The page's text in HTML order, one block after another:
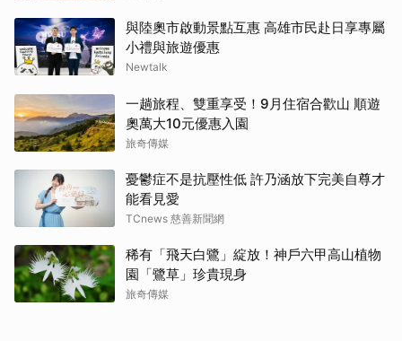
與陸奧市啟動景點互惠 高雄市民赴日享專屬
小禮與旅遊優惠
Newtalk
一趟旅程、雙重享受！9月住宿合歡山 順遊
奧萬大10元優惠入園
旅奇傳媒
憂鬱症不是抗壓性低 許乃涵放下完美自尊才
能看見愛
TCnews 慈善新聞網
稀有「飛天白鷺」綻放！神戶六甲高山植物
園「鷺草」珍貴現身
旅奇傳媒